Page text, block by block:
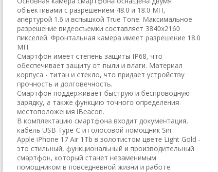
объективами с разрешением 48.0 и 18.0 МП,
апертурой 1.6 и вспышкой True Tone. Максимальное
разрешение видеосъемки составляет 3840x2160
пикселей. Фронтальная камера имеет разрешение 18.0
МП.
Смартфон имеет степень защиты IP68, что
обеспечивает защиту от пыли и влаги. Материал
корпуса - титан и стекло, что придает устройству
прочность и долговечность.
Смартфон поддерживает быструю и беспроводную
зарядку, а также функцию точного определения
местоположения iBeacon.
В комплектацию смартфона входит документация,
кабель USB Type-C и голосовой помощник Siri.
Apple iPhone 17 Air 1Tb в золотистом цвете Light Gold -
это стильный, функциональный и производительный
смартфон, который станет незаменимым
помощником в повседневной жизни и работе.